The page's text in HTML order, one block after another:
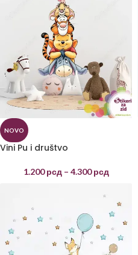
NOVO
Vini Pu i društvo
1.200рсд – 4.300рсд